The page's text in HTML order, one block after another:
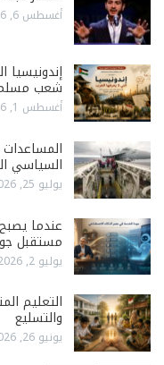
أغسطس 6, 2026
شعب
أغسطس 1, 2026
المساعدات
السياسي
يوليو 25, 2026
عندما
مستقبل
يوليو 2, 2026
التعليم
والتسليع
يونيو 26, 2026